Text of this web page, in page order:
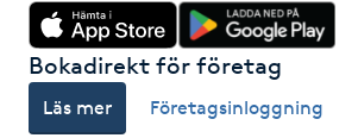
IR-massage
Japansk massage
Bokadirekt för företag
Läs mer Företagsinloggning